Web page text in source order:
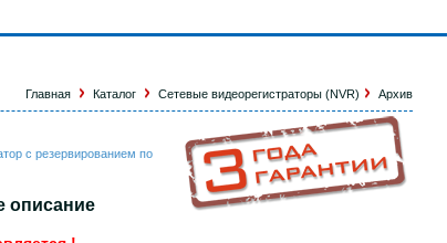
Главная Каталог Сетевые видеорегистраторы (NVR) Архив
с резервированием по
описание